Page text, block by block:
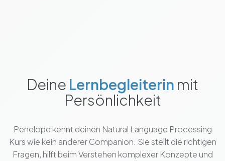
Deine Lernbegleiterin mit
Persönlichkeit
Penelope kennt deinen Natural Language Processing
Kurs wie kein anderer Companion. Sie stellt die richtigen
Fragen, hilft beim Verstehen komplexer Konzepte und